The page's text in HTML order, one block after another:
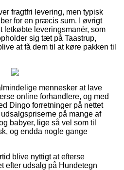
fragtfri levering, men typisk
for en præcis sum. I øvrigt
letkøbte leveringsmanér, som
sig tæt på Taastrup,
at få dem til at køre pakken til
mennesker at lave
online forhandlere, og med
Dingo forretninger på nettet
på mange af
babyer, lige så vel som til
og endda nogle gange
blive nyttigt at efterse
efter udsalg på Hundetegn